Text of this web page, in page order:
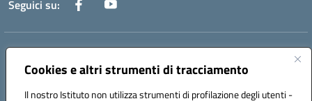
Cookies e altri strumenti di tracciamento
Il nostro Istituto non utilizza strumenti di profilazione degli utenti -
Seguici su:
Indirizzo:
Centralino:0733/815931 - 0733/784180
Posta elettronica certificata (PEC):MCIS00200P@pec.istruzione.it